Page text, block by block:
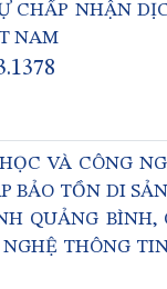
CHẤP NHẬN
NAM
VÀ CÔNG
TỒN DI
QUẢNG BÌNH,
THÔNG